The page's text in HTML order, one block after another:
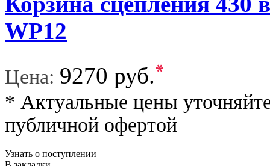
WP12
Цена: 9270 руб.*
* Актуальные цены
публичной офертой
Узнать о поступлении